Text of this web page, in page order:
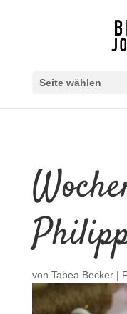
Seite wählen
von Tabea Becker|